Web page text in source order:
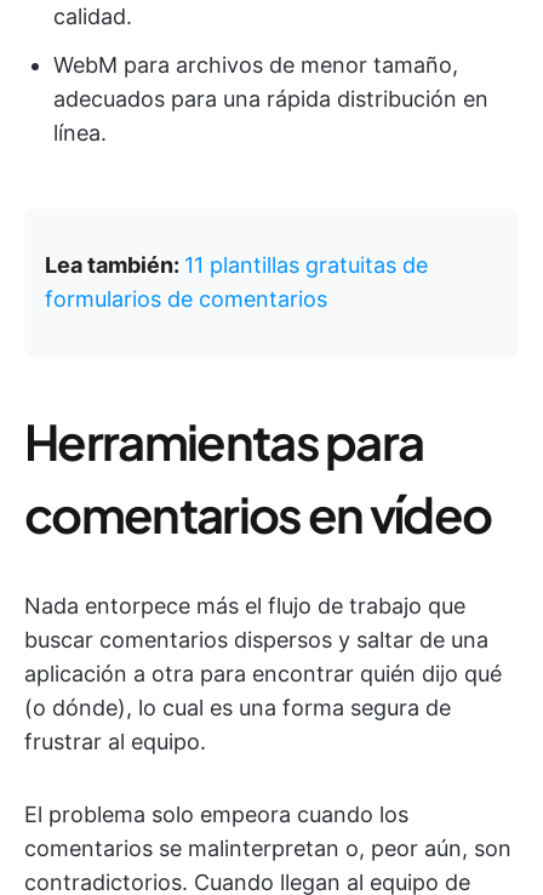
calidad.
WebM para archivos de menor tamaño,
adecuados para una rápida distribución en
línea.
Lea también: 11 plantillas gratuitas de
formularios de comentarios
Herramientas para
comentarios en vídeo
Nada entorpece más el flujo de trabajo que
buscar comentarios dispersos y saltar de una
aplicación a otra para encontrar quién dijo qué
(o dónde), lo cual es una forma segura de
frustrar al equipo.
El problema solo empeora cuando los
comentarios se malinterpretan o, peor aún, son
contradictorios. Cuando llegan al equipo de